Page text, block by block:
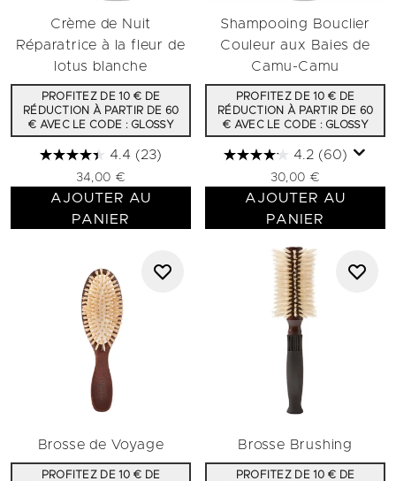
Crème de Nuit
Réparatrice à la fleur de
lotus blanche
PROFITEZ DE 10 € DE
RÉDUCTION À PARTIR DE 60
€ AVEC LE CODE : GLOSSY
4.4 (23)
34,00 €
AJOUTER AU
PANIER
Shampooing Bouclier
Couleur aux Baies de
Camu-Camu
PROFITEZ DE 10 € DE
RÉDUCTION À PARTIR DE 60
€ AVEC LE CODE : GLOSSY
4.2 (60)
30,00 €
AJOUTER AU
PANIER
Brosse de Voyage
PROFITEZ DE 10 € DE
Brosse Brushing
PROFITEZ DE 10 € DE